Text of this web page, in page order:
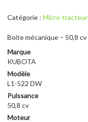
L1-
DW
Catégorie : Micro-tracteur
Boite mécanique – 50,8 cv
Marque
KUBOTA
Modèle
L1-522 DW
Puissance
50,8 cv
Moteur